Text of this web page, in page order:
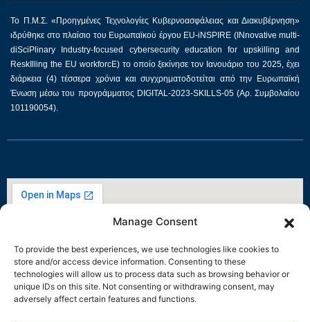
Manage Consent
To provide the best experiences, we use technologies like cookies to
store and/or access device information. Consenting to these
technologies will allow us to process data such as browsing behavior or
unique IDs on this site. Not consenting or withdrawing consent, may
adversely affect certain features and functions.
Το Π.Μ.Σ. «Προηγμένες Τεχνολογίες Κυβερνοασφάλειας και Διακυβέρνηση»
ιδρύθηκε στο πλαίσιο του Ευρωπαϊκού έργου EU-iNSPIRE (INnovative multi-
diSciPlinary Industry-focused cybersecurity education for upskilling and
ReskIlling the EU workforcE) το οποίο ξεκίνησε τον Ιανουάριο του 2025, έχει
διάρκεια (4) τέσσερα χρόνια και συγχρηματοδοτείται από την Ευρωπαϊκή
Ένωση μέσω του προγράμματος DIGITAL-2023-SKILLS-05 (Αρ. Συμβολαίου
101190054).